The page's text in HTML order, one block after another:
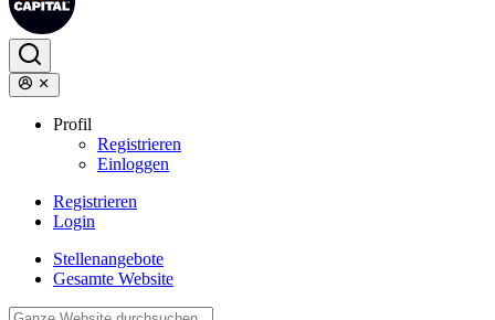
Profil
Registrieren
Einloggen
Registrieren
Login
Stellenangebote
Gesamte Website